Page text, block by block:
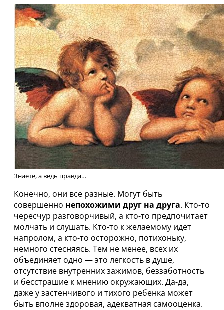
Знаете, а ведь правда…
Конечно, они все разные. Могут быть
совершенно непохожими друг на друга. Кто-то
чересчур разговорчивый, а кто-то предпочитает
молчать и слушать. Кто-то к желаемому идет
напролом, а кто-то осторожно, потихоньку,
немного стесняясь. Тем не менее, всех их
объединяет одно — это легкость в душе,
отсутствие внутренних зажимов, беззаботность
и бесстрашие к мнению окружающих. Да-да,
даже у застенчивого и тихого ребенка может
быть вполне здоровая, адекватная самооценка.